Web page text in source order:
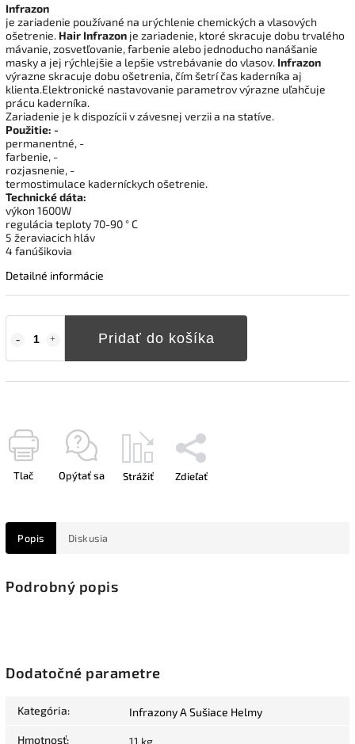
Pridať do košíka
Infrazon
je zariadenie používané na urýchlenie chemických a vlasových
ošetrenie. Hair Infrazon je zariadenie, ktoré skracuje dobu trvalého
mávanie, zosvetľovanie, farbenie alebo jednoducho nanášanie
masky a jej rýchlejšie a lepšie vstrebávanie do vlasov. Infrazon
výrazne skracuje dobu ošetrenia, čím šetrí čas kaderníka aj
klienta.Elektronické nastavovanie parametrov výrazne uľahčuje
prácu kaderníka.
Zariadenie je k dispozícii v závesnej verzii a na statíve.
Použitie: -
permanentné, -
farbenie, -
rozjasnenie, -
termostimulace kaderníckych ošetrenie.
Technické dáta:
výkon 1600W
regulácia teploty 70-90 ° C
5 žeraviacich hláv
4 fanúšikovia
Detailné informácie
Tlač Opýtať sa Strážiť Zdieľať
Popis Diskusia
Podrobný popis
Dodatočné parametre
Kategória: Infrazony A Sušiace Helmy
Hmotnosť: